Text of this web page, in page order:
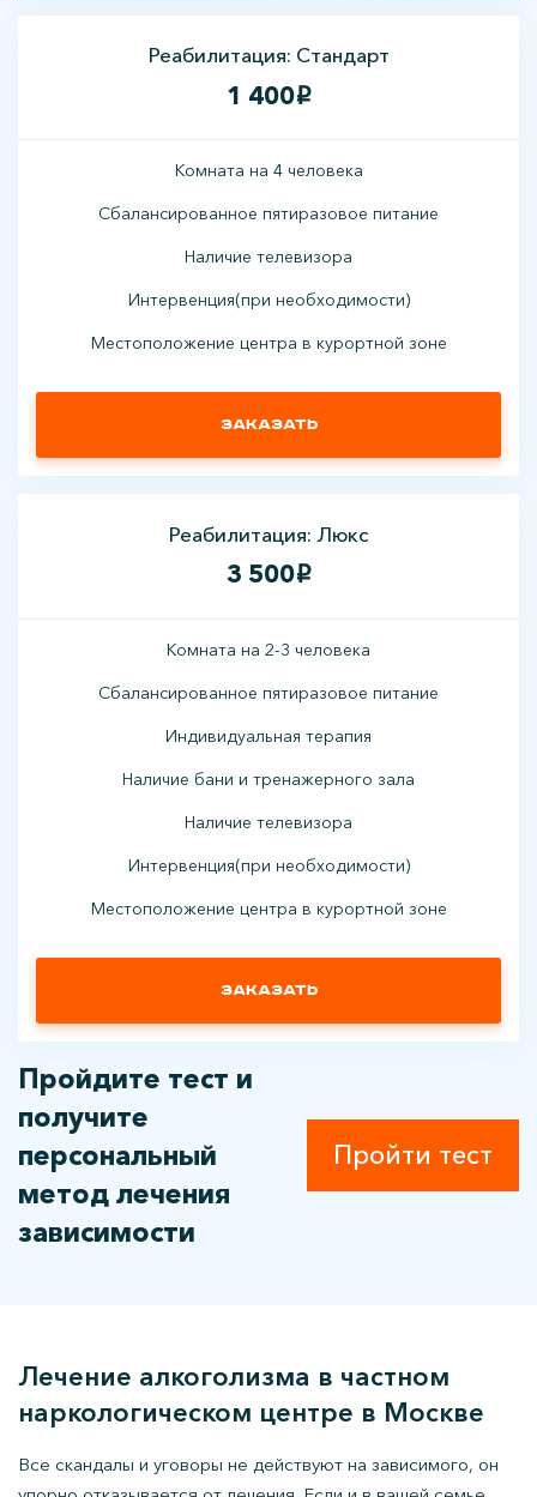
Реабилитация: Стандарт
1 400i
Комната на 4 человека
Сбалансированное пятиразовое питание
Наличие телевизора
Интервенция(при необходимости)
Местоположение центра в курортной зоне
Заказать
Реабилитация: Люкс
3 500i
Комната на 2-3 человека
Сбалансированное пятиразовое питание
Индивидуальная терапия
Наличие бани и тренажерного зала
Наличие телевизора
Интервенция(при необходимости)
Местоположение центра в курортной зоне
Заказать
Пройдите тест и
получите
персональный
метод лечения
зависимости
Пройти тест
Лечение алкоголизма в частном
наркологическом центре в Москве
Все скандалы и уговоры не действуют на зависимого, он